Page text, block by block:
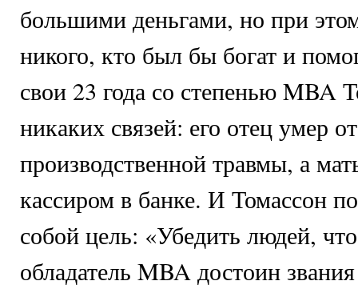
большими деньгами, но при
никого, кто был бы богат и
свои 23 года со степенью MBA
никаких связей: его отец умер от
производственной травмы, а
кассиром в банке. И Томассон
собой цель: «Убедить людей,
обладатель MBA достоин